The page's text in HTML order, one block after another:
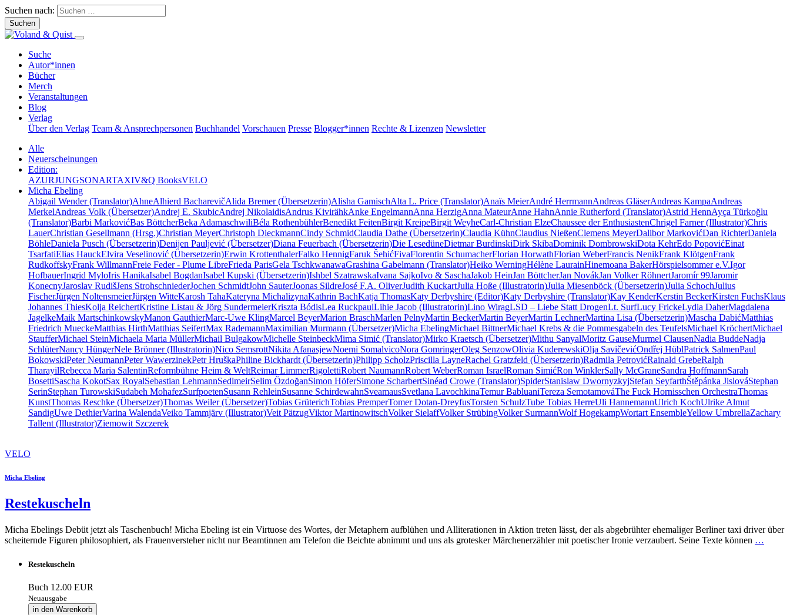
Suchen nach:
Suche
Autor*innen
Bücher
Merch
Veranstaltungen
Blog
Verlag
Über den Verlag Team & Ansprechpersonen Buchhandel Vorschauen Presse Blogger*innen Rechte & Lizenzen Newsletter
Alle
Neuerscheinungen
Edition:
AZURJUNGSONARTAXIV&Q BooksVELO
Micha Ebeling
Abigail Wender (Translator)AhneAlhierd BacharevičAlida Bremer (Übersetzerin)Alisha GamischAlta L. Price (Translator)Anaïs MeierAndré HerrmannAndreas GläserAndreas KampaAndreas
MerkelAndreas Volk (Übersetzer)Andrej E. SkubicAndrej NikolaidisAndrus KivirähkAnke EngelmannAnna HerzigAnna MateurAnne HahnAnnie Rutherford (Translator)Astrid HennAyça Türkoğlu
(Translator)Barbi MarkovićBas BöttcherBeka AdamaschwiliBéla RothenbühlerBenedikt FeitenBirgit KreipeBirgit WeyheCarl-Christian ElzeChaussee der EnthusiastenChrigel Farner (Illustrator)Chris
LauerChristian Gesellmann (Hrsg.)Christian MeyerChristoph DieckmannCindy SchmidClaudia Dathe (Übersetzerin)Claudia KühnClaudius NießenClemens MeyerDalibor MarkovićDan RichterDaniela
BöhleDaniela Pusch (Übersetzerin)Denijen Pauljević (Übersetzer)Diana Feuerbach (Übersetzerin)Die LesedüneDietmar BurdinskiDirk SkibaDominik DombrowskiDota KehrEdo PopovićEinat
TsarfatiElias HauckElvira Veselinović (Übersetzerin)Erwin KrottenthalerFalko HennigFaruk ŠehićFivaFlorentin SchumacherFlorian HorwathFlorian WeberFrancis NenikFrank KlötgenFrank
RudkoffskyFrank WillmannFreie Feder - Plume LibreFrieda ParisGela TschkwanawaGrashina Gabelmann (Translator)Heiko WerningHélène LaurainHinemoana BakerHörspielsommer e.V.Igor
HofbauerIngrid MyloIris HanikaIsabel BogdanIsabel Kupski (Übersetzerin)Ishbel SzatrawskaIvana SajkoIvo & SaschaJakob HeinJan BöttcherJan NovákJan Volker RöhnertJaromír 99Jaromir
KonecnyJaroslav RudišJens StrohschniederJochen SchmidtJohn SauterJoonas SildreJosé F.A. OliverJudith KuckartJulia Hoße (Illustratorin)Julia Miesenböck (Übersetzerin)Julia SchochJulius
FischerJürgen NoltensmeierJürgen WitteKarosh TahaKateryna MichalizynaKathrin BachKatja ThomasKaty Derbyshire (Editor)Katy Derbyshire (Translator)Kay KenderKerstin BeckerKirsten FuchsKlaus
Johannes ThiesKolja ReichertKristine Listau & Jörg SundermeierKriszta BódisLea RuckpaulLihie Jacob (Illustratorin)Lino WiragLSD – Liebe Statt DrogenLt. SurfLucy FrickeLydia DaherMagdalena
JagelkeMaik MartschinkowskyManon GauthierMarc-Uwe KlingMarcel BeyerMarion BraschMarlen PelnyMartin BeckerMartin BeyerMartin LechnerMartina Lisa (Übersetzerin)Mascha DabićMatthias
Friedrich MueckeMatthias HirthMatthias SeifertMax RademannMaximilian Murmann (Übersetzer)Micha EbelingMichael BittnerMichael Krebs & die Pommesgabeln des TeufelsMichael KröchertMichael
StaufferMichael SteinMichaela Maria MüllerMichail BulgakowMichelle SteinbeckMima Simić (Translator)Mirko Kraetsch (Übersetzer)Mithu SanyalMoritz GauseMurmel ClausenNadia BuddeNadja
SchlüterNancy HüngerNele Brönner (Illustratorin)Nico SemsrottNikita AfanasjewNoemi SomalvicoNora GomringerOleg SenzowOlivia KuderewskiOlja SavičevićOndřej HüblPatrick SalmenPaul
BokowskiPeter NeumannPeter WawerzinekPetr HruškaPhiline Bickhardt (Übersetzerin)Philipp ScholzPriscilla LayneRachel Gratzfeld (Übersetzerin)Radmila PetrovićRainald GrebeRalph
TharayilRebecca Maria SalentinReformbühne Heim & WeltReimar LimmerRigolettiRobert NaumannRobert WeberRoman IsraelRoman SimićRon WinklerSally McGraneSandra HoffmannSarah
BosettiSascha KokotSax RoyalSebastian LehmannSedlmeirSelim ÖzdoğanSimon HöferSimone ScharbertSinéad Crowe (Translator)SpiderStanislaw DwornyzkyjStefan SeyfarthŠtěpánka JislováStephan
SerinStephan TurowskiSudabeh MohafezSurfpoetenSusann RehleinSusanne SchirdewahnSveamausSvetlana LavochkinaTemur BabluaniTereza SemotamováThe Fuck Hornisschen OrchestraThomas
KunstThomas Reschke (Übersetzer)Thomas Weiler (Übersetzer)Tobias GrüterichTobias PremperTomer Dotan-DreyfusTorsten SchulzTube Tobias HerreUli HannemannUlrich KochUlrike Almut
SandigUwe DethierVarina WalendaVeiko Tammjärv (Illustrator)Veit PätzugViktor MartinowitschVolker SielaffVolker StrübingVolker SurmannWolf HogekampWortart EnsembleYellow UmbrellaZachary
Tallent (Illustrator)Ziemowit Szczerek
VELO
Micha Ebeling
Restekuscheln
Micha Ebelings Debüt jetzt als Taschenbuch! Micha Ebeling ist ein Virtuose des Wortes, der Metaphern aufblühen und Alliterationen in Aktion treten lässt, der als abgebrühter ehemaliger Berliner taxi driver über
scheiternde Figuren philosophiert, als Frauenversteher nicht nur Beamtinnen am Telefon die Beichte abnimmt und uns als grotesker Märchenerzähler mit poetischer Ironie verzaubert. Seine Texte können …
Restekuscheln
Buch 12.00 EUR
Neuausgabe
in den Warenkorb